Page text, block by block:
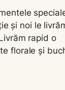
și noi le
rapid o
florale și